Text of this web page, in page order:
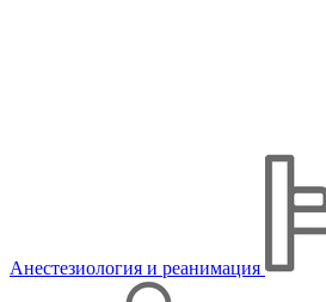
Анестезиология и реанимация